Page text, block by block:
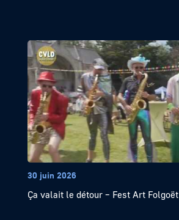
30 juin 2026
Ça valait le détour – Fest Art Folgoët